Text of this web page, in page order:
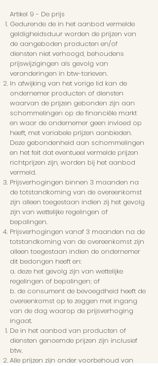
Artikel 9 - De prijs
Gedurende de in het aanbod vermelde
geldigheidsduur worden de prijzen van
de aangeboden producten en/of
diensten niet verhoogd, behoudens
prijswijzigingen als gevolg van
veranderingen in btw-tarieven.
In afwijking van het vorige lid kan de
ondernemer producten of diensten
waarvan de prijzen gebonden zijn aan
schommelingen op de financiële markt
en waar de ondernemer geen invloed op
heeft, met variabele prijzen aanbieden.
Deze gebondenheid aan schommelingen
en het feit dat eventueel vermelde prijzen
richtprijzen zijn, worden bij het aanbod
vermeld.
Prijsverhogingen binnen 3 maanden na
de totstandkoming van de overeenkomst
zijn alleen toegestaan indien zij het gevolg
zijn van wettelijke regelingen of
bepalingen.
Prijsverhogingen vanaf 3 maanden na de
totstandkoming van de overeenkomst zijn
alleen toegestaan indien de ondernemer
dit bedongen heeft en:
a. deze het gevolg zijn van wettelijke
regelingen of bepalingen; of
b. de consument de bevoegdheid heeft de
overeenkomst op te zeggen met ingang
van de dag waarop de prijsverhoging
ingaat.
De in het aanbod van producten of
diensten genoemde prijzen zijn inclusief
btw.
Alle prijzen zijn onder voorbehoud van